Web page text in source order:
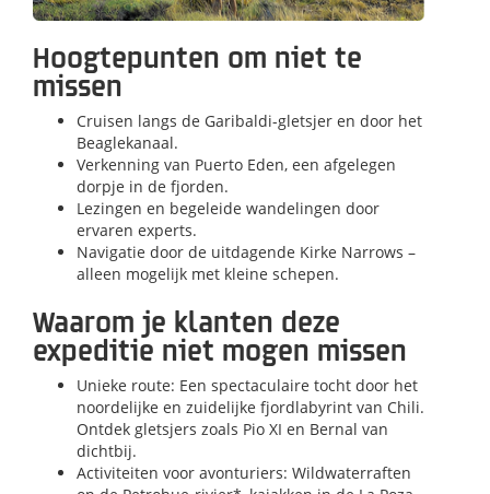
Hoogtepunten om niet te
missen
Cruisen langs de Garibaldi-gletsjer en door het
Beaglekanaal.
Verkenning van Puerto Eden, een afgelegen
dorpje in de fjorden.
Lezingen en begeleide wandelingen door
ervaren experts.
Navigatie door de uitdagende Kirke Narrows –
alleen mogelijk met kleine schepen.
Waarom je klanten deze
expeditie niet mogen missen
Unieke route: Een spectaculaire tocht door het
noordelijke en zuidelijke fjordlabyrint van Chili.
Ontdek gletsjers zoals Pio XI en Bernal van
dichtbij.
Activiteiten voor avonturiers: Wildwaterraften